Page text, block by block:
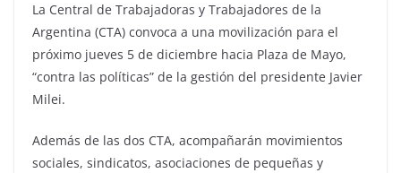
La Central de Trabajadoras y Trabajadores de la
Argentina (CTA) convoca a una movilización para el
próximo jueves 5 de diciembre hacia Plaza de Mayo,
“contra las políticas” de la gestión del presidente Javier
Milei.
Además de las dos CTA, acompañarán movimientos
sociales, sindicatos, asociaciones de pequeñas y